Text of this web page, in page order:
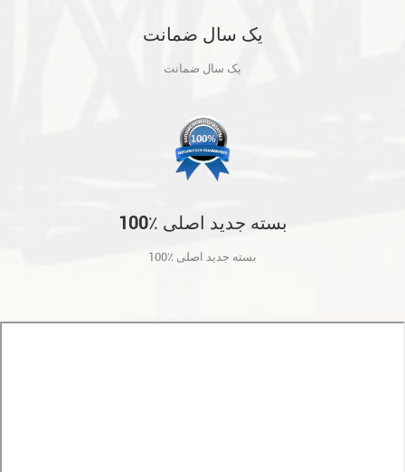
یک سال ضمانت
یک سال ضمانت
100٪ بسته جدید اصلی
100٪ بسته جدید اصلی